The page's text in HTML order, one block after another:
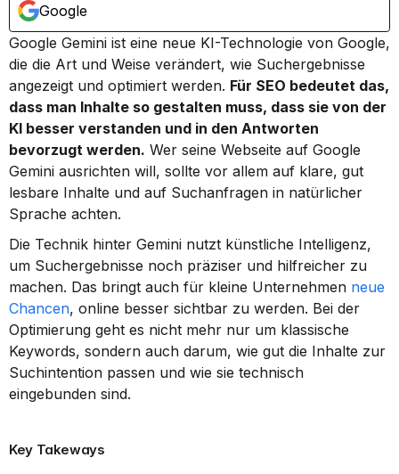
Google
Google Gemini ist eine neue KI-Technologie von Google,
die die Art und Weise verändert, wie Suchergebnisse
angezeigt und optimiert werden. Für SEO bedeutet das,
dass man Inhalte so gestalten muss, dass sie von der
KI besser verstanden und in den Antworten
bevorzugt werden. Wer seine Webseite auf Google
Gemini ausrichten will, sollte vor allem auf klare, gut
lesbare Inhalte und auf Suchanfragen in natürlicher
Sprache achten.
Die Technik hinter Gemini nutzt künstliche Intelligenz,
um Suchergebnisse noch präziser und hilfreicher zu
machen. Das bringt auch für kleine Unternehmen neue
Chancen, online besser sichtbar zu werden. Bei der
Optimierung geht es nicht mehr nur um klassische
Keywords, sondern auch darum, wie gut die Inhalte zur
Suchintention passen und wie sie technisch
eingebunden sind.
Key Takeways